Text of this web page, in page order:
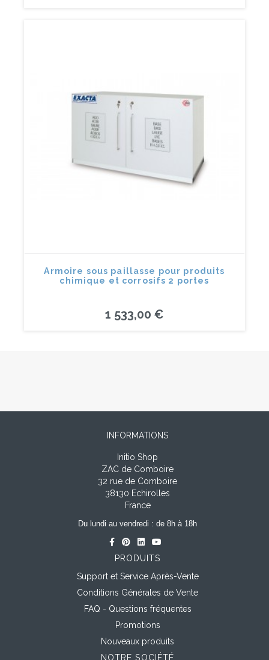
Armoire sous paillasse pour produits
chimique et corrosifs 2 portes
1 533,00 €
INFORMATIONS
Initio Shop
ZAC de Comboire
32 rue de Comboire
38130 Echirolles
France
Du lundi au vendredi : de 8h à 18h
PRODUITS
Support et Service Après-Vente
Conditions Générales de Vente
FAQ - Questions fréquentes
Promotions
Nouveaux produits
NOTRE SOCIÉTÉ